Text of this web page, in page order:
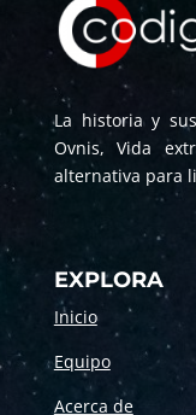
La historia y
Ovnis, Vida
alternativa para
EXPLORA
Inicio
Equipo
Acerca de